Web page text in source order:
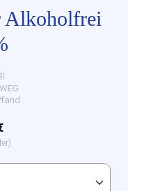
Alkoholfrei